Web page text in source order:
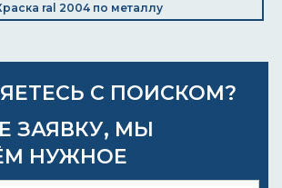
ral 2004 по металлу
С ПОИСКОМ?
ЗАЯВКУ, МЫ
НУЖНОЕ